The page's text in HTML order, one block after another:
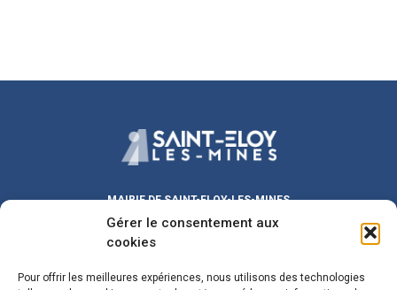
Gérer le consentement aux
cookies
Pour offrir les meilleures expériences, nous utilisons des technologies
MAIRIE DE SAINT-ELOY-LES-MINES
Place Michel DUVAL
9h00 – 12h00/ 13h30 – 17h30